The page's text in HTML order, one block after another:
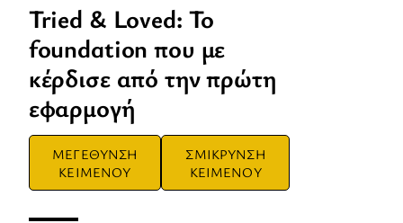
Tried & Loved: Το
foundation που με
κέρδισε από την πρώτη
εφαρμογή
ΜΕΓΕΘΥΝΣΗ
ΚΕΙΜΕΝΟΥ
ΣΜΙΚΡΥΝΣΗ
ΚΕΙΜΕΝΟΥ